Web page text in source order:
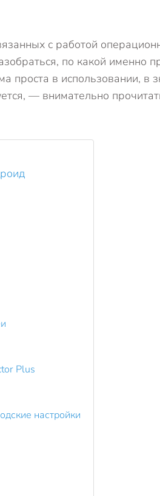
с работой
по какой именно
проста в использовании, в
— внимательно
Plus
настройки